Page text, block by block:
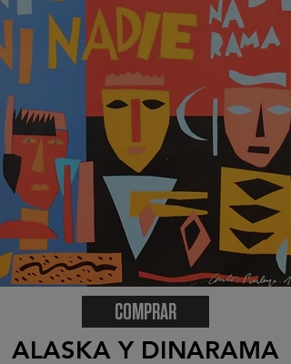
COMPRAR
ALASKA Y DINARAMA